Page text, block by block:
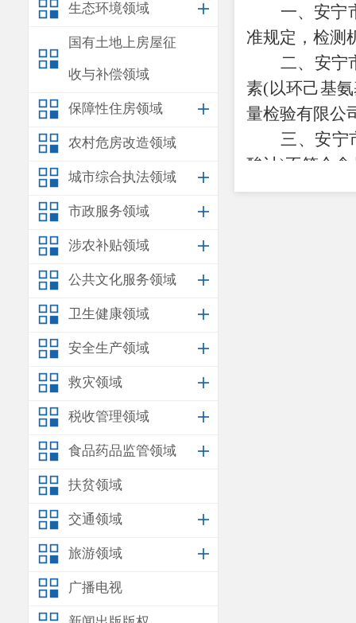
生态环境领域
国有土地上房屋征
收与补偿领域
保障性住房领域
农村危房改造领域
城市综合执法领域
市政服务领域
涉农补贴领域
公共文化服务领域
卫生健康领域
安全生产领域
救灾领域
税收管理领域
食品药品监管领域
扶贫领域
交通领域
旅游领域
广播电视
一、安宁
准规定，检测
二、安宁
素(以环己基
量检验有限公
三、安宁
酸计)不符合
四、安宁